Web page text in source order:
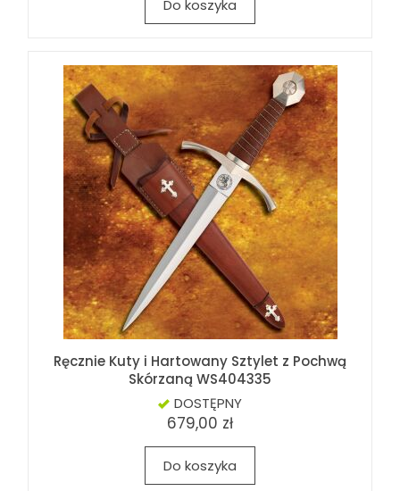
Do koszyka
Ręcznie Kuty i Hartowany Sztylet z Pochwą
Skórzaną WS404335
DOSTĘPNY
679,00 zł
Do koszyka